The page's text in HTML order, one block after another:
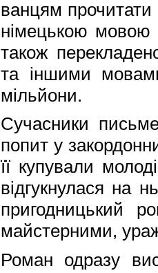
ванцям
німецькою
також
та іншими
мільйони.
Сучасники
попит у
її купували
відгукнулася на
пригодницький
майс­терними,
Роман одразу